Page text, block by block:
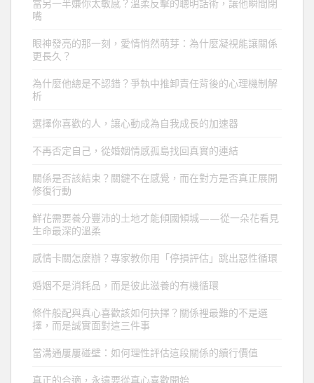
當另一半嫌你太敏感？溫柔反擊的聰明話術，讓他瞬間閉
嘴
眼神發亮的那一刻，愛情悄然萌芽：為什麼凝視能讓關係
更長久？
為什麼他總是不認錯？爭執中推卸責任背後的心理機制解
析
選擇你喜歡的人，讓心動成為自我成長的加速器
不再否定自己，從婚姻情感孤島找回真實的連結
關係是否該結束？關鍵不在感覺，而在對方是否真正展開
修復行動
鮮花需要養分豐沛的土地才能傾國傾城——從一朵花看見
生命最深的溫柔
感情卡關怎麼辦？專家教你用「停損評估」跳出惡性循環
婚姻不是消耗品，而是彼此滋養的有機循環
條件般配與真心喜歡該如何抉擇？關係裡最難的不是選
擇，而是誠實面對這三件事
當溝通屢屢碰壁：如何理性評估這段關係的續行價值
真正的合適，永遠要從真心喜歡開始